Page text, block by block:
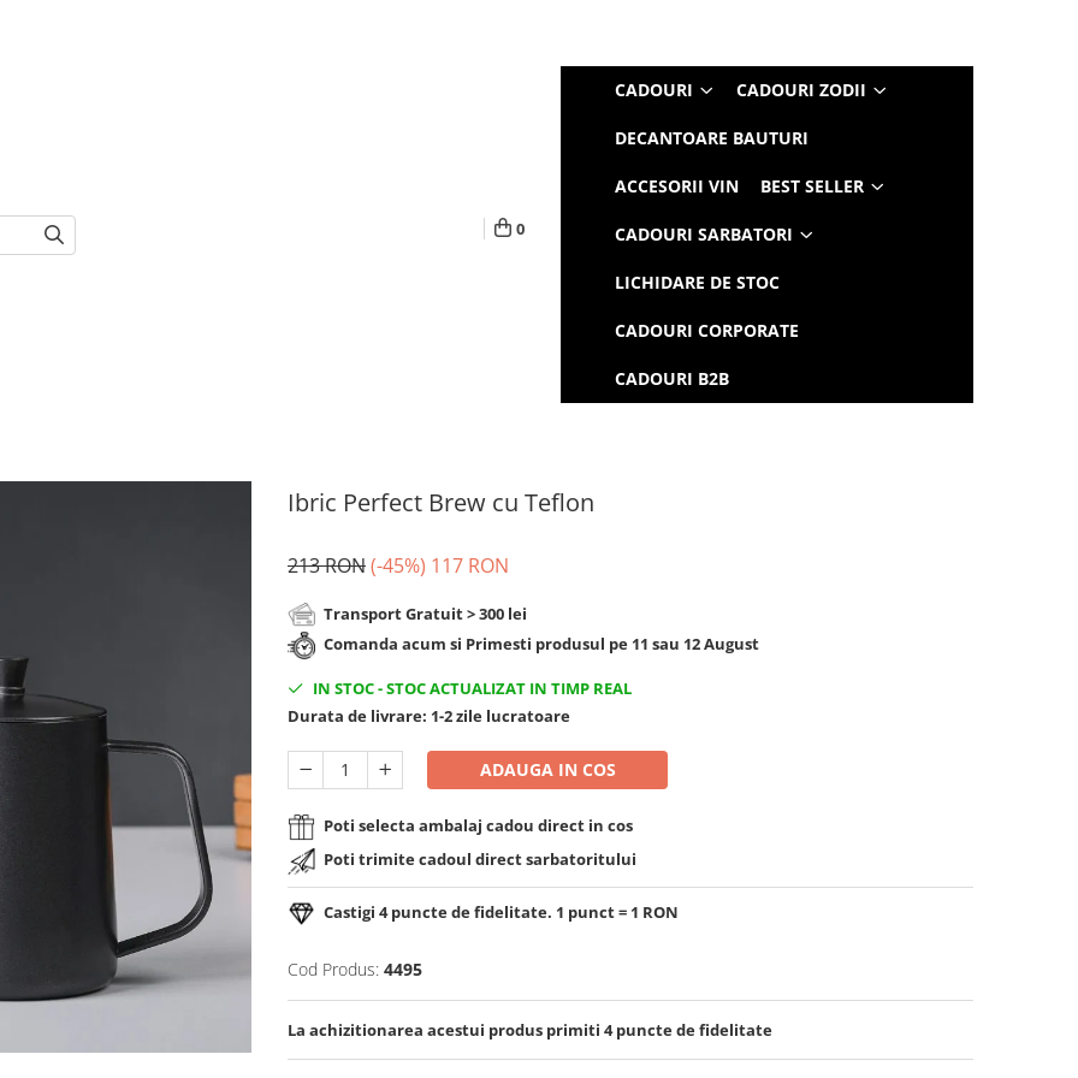
0
CADOURI CADOURI ZODII
DECANTOARE BAUTURI
ACCESORII VIN BEST SELLER
CADOURI SARBATORI
LICHIDARE DE STOC
CADOURI CORPORATE
CADOURI B2B
Ibric Perfect Brew cu Teflon
213 RON(-45%) 117 RON
Transport Gratuit > 300 lei
Comanda acum si Primesti produsul pe 11 sau 12 August
IN STOC-STOC ACTUALIZAT IN TIMP REAL
Durata de livrare: 1-2 zile lucratoare
ADAUGA IN COS
Poti selecta ambalaj cadou direct in cos
Poti trimite cadoul direct sarbatoritului
Castigi 4puncte de fidelitate. 1 punct = 1 RON
Cod Produs: 4495
La achizitionarea acestui produs primiti 4puncte de fidelitate